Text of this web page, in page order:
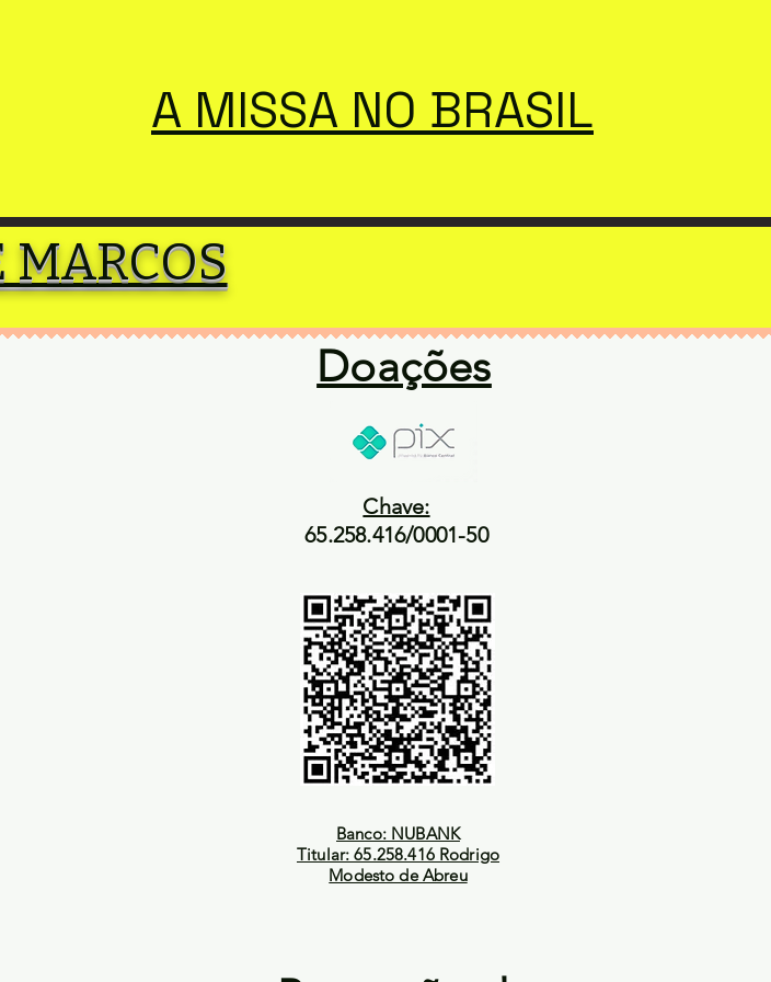
A MISSA NO BRASIL
MARCOS
Doações
Chave:
65.258.416/0001-50
Banco: NUBANK
Titular: 65.258.416 Rodrigo
Modesto de Abreu